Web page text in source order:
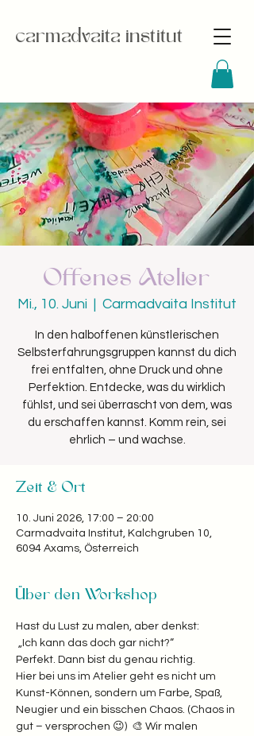
carmadvaita institut
Offenes Atelier
Mi., 10. Juni
  |
Carmadvaita Institut
In den halboffenen künstlerischen
Selbsterfahrungsgruppen kannst du dich
frei entfalten, ohne Druck und ohne
Perfektion. Entdecke, was du wirklich
fühlst, und sei überrascht von dem, was
du erschaffen kannst. Komm rein, sei
Zeit & Ort
10. Juni 2026, 17:00 – 20:00
Carmadvaita Institut, Kalchgruben 10,
6094 Axams, Österreich
Über den Workshop
Hast du Lust zu malen, aber denkst:
„Ich kann das doch gar nicht?“
Perfekt. Dann bist du genau richtig.
Hier bei uns im Atelier geht es nicht um
Kunst-Können, sondern um Farbe, Spaß,
Neugier und ein bisschen Chaos. (Chaos in
gut – versprochen 😉)  🎨 Wir malen